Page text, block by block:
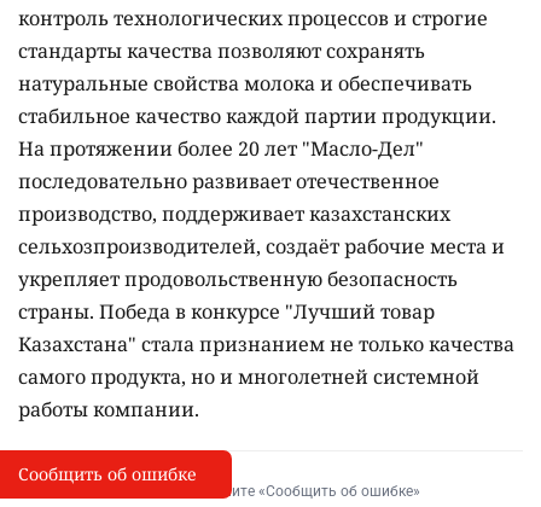
контроль технологических процессов и строгие
стандарты качества позволяют сохранять
натуральные свойства молока и обеспечивать
стабильное качество каждой партии продукции.
На протяжении более 20 лет "Масло-Дел"
последовательно развивает отечественное
производство, поддерживает казахстанских
сельхозпроизводителей, создаёт рабочие места и
укрепляет продовольственную безопасность
страны. Победа в конкурсе "Лучший товар
Казахстана" стала признанием не только качества
самого продукта, но и многолетней системной
работы компании.
I
Сообщить об опечатке
Выделите фрагмент и нажмите «Сообщить об ошибке»
Сообщить об ошибке